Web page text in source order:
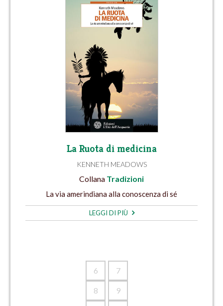
La Ruota di medicina
KENNETH MEADOWS
Collana Tradizioni
La via amerindiana alla conoscenza di sé
LEGGI DI PIÙ
6 7
8 9